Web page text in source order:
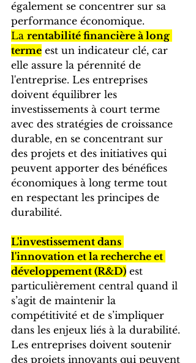
également se concentrer sur sa
performance économique.
La rentabilité financière à long
terme est un indicateur clé, car
elle assure la pérennité de
l'entreprise. Les entreprises
doivent équilibrer les
investissements à court terme
avec des stratégies de croissance
durable, en se concentrant sur
des projets et des initiatives qui
peuvent apporter des bénéfices
économiques à long terme tout
en respectant les principes de
durabilité.
L'investissement dans
l'innovation et la recherche et
développement (R&D) est
particulièrement central quand il
s’agit de maintenir la
compétitivité et de s’impliquer
dans les enjeux liés à la durabilité.
Les entreprises doivent soutenir
des projets innovants qui peuvent